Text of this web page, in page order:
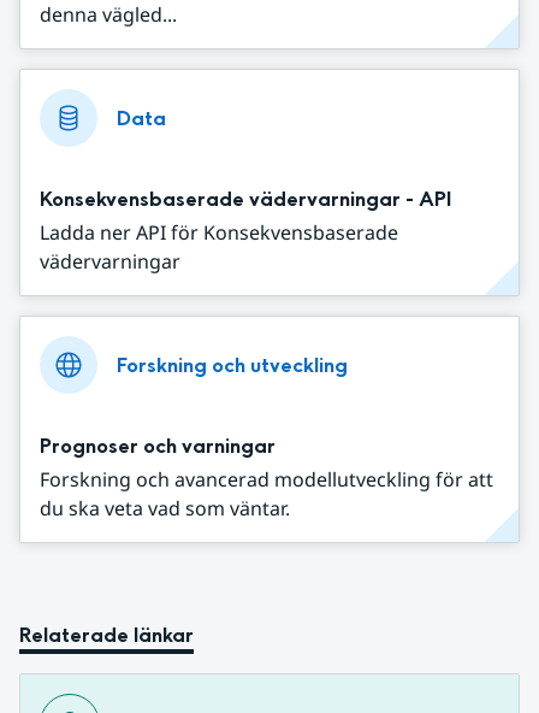
denna vägled...
Data
Konsekvensbaserade vädervarningar - API
Ladda ner API för Konsekvensbaserade
vädervarningar
Forskning och utveckling
Prognoser och varningar
Forskning och avancerad modellutveckling för att
du ska veta vad som väntar.
Relaterade länkar